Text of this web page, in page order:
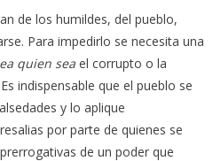
de los humildes, del pueblo,
Para impedirlo se necesita una
quien seael corrupto o la
indispensable que el pueblo se
y lo aplique
por parte de quienes se
de un poder que